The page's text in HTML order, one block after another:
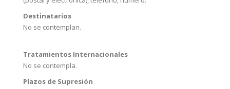
Destinatarios
No se contemplan.
Tratamientos Internacionales
No se contempla.
Plazos de Supresión